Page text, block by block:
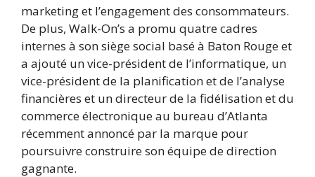
marketing et l’engagement des consommateurs.
De plus, Walk-On’s a promu quatre cadres
internes à son siège social basé à Baton Rouge et
a ajouté un vice-président de l’informatique, un
vice-président de la planification et de l’analyse
financières et un directeur de la fidélisation et du
commerce électronique au bureau d’Atlanta
récemment annoncé par la marque pour
poursuivre construire son équipe de direction
gagnante.